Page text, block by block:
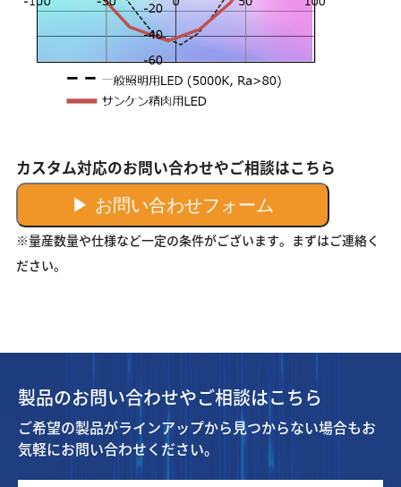
カスタム対応のお問い合わせやご相談はこちら
▶ お問い合わせフォーム
※量産数量や仕様など一定の条件がございます。まずはご連絡く
ださい。
製品のお問い合わせやご相談はこちら
ご希望の製品がラインアップから見つからない場合もお
気軽にお問い合わせください。